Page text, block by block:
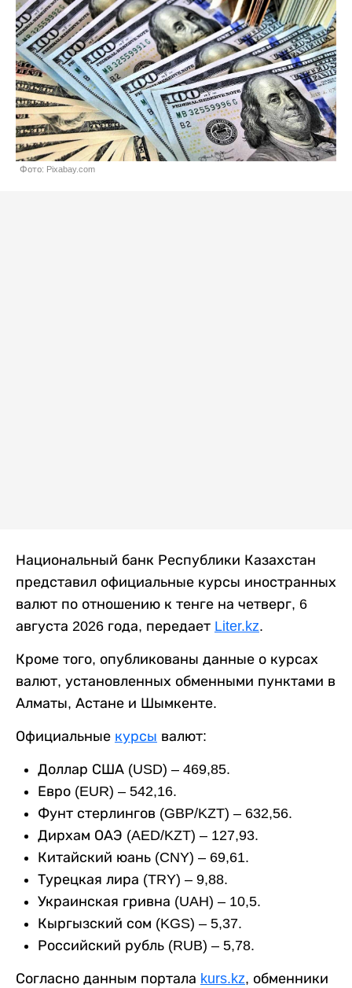
Фото: Pixabay.com
Национальный банк Республики Казахстан
представил официальные курсы иностранных
валют по отношению к тенге на четверг, 6
августа 2026 года, передает Liter.kz.
Кроме того, опубликованы данные о курсах
валют, установленных обменными пунктами в
Алматы, Астане и Шымкенте.
Официальные курсы валют:
Доллар США (USD) – 469,85.
Евро (EUR) – 542,16.
Фунт стерлингов (GBP/KZT) – 632,56.
Дирхам ОАЭ (AED/KZT) – 127,93.
Китайский юань (CNY) – 69,61.
Турецкая лира (TRY) – 9,88.
Украинская гривна (UAH) – 10,5.
Кыргызский сом (KGS) – 5,37.
Российский рубль (RUB) – 5,78.
Согласно данным портала kurs.kz, обменники